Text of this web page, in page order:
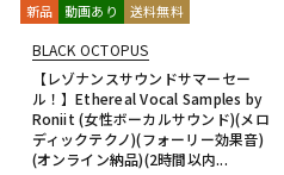
新品 動画あり 送料無料
BLACK OCTOPUS
【レゾナンスサウンドサマーセー
ル！】Ethereal Vocal Samples by
Roniit (女性ボーカルサウンド)(メロ
ディックテクノ)(フォーリー効果音)
(オンライン納品)(2時間以内...